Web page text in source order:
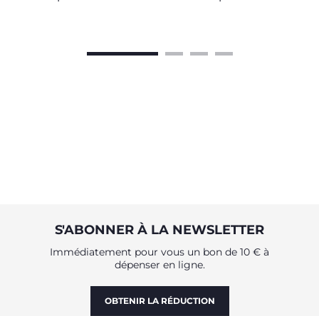
S'ABONNER À LA NEWSLETTER
Immédiatement pour vous un bon de 10 € à
dépenser en ligne.
OBTENIR LA RÉDUCTION